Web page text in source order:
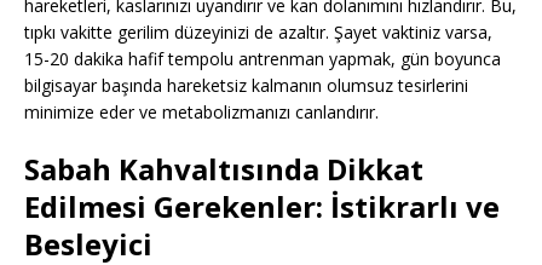
hareketleri, kaslarınızı uyandırır ve kan dolanımını hızlandırır. Bu,
tıpkı vakitte gerilim düzeyinizi de azaltır. Şayet vaktiniz varsa,
15-20 dakika hafif tempolu antrenman yapmak, gün boyunca
bilgisayar başında hareketsiz kalmanın olumsuz tesirlerini
minimize eder ve metabolizmanızı canlandırır.
Sabah Kahvaltısında Dikkat
Edilmesi Gerekenler: İstikrarlı ve
Besleyici